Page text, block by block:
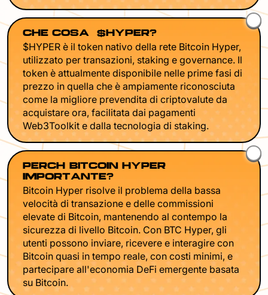
CHE COSA È $HYPER?
$HYPER è il token nativo della rete Bitcoin Hyper,
utilizzato per transazioni, staking e governance. Il
token è attualmente disponibile nelle prime fasi di
prezzo in quella che è ampiamente riconosciuta
come la migliore prevendita di criptovalute da
acquistare ora, facilitata dai pagamenti
Web3Toolkit e dalla tecnologia di staking.
PERCHÉ BITCOIN HYPER È
IMPORTANTE?
Bitcoin Hyper risolve il problema della bassa
velocità di transazione e delle commissioni
elevate di Bitcoin, mantenendo al contempo la
sicurezza di livello Bitcoin. Con BTC Hyper, gli
utenti possono inviare, ricevere e interagire con
Bitcoin quasi in tempo reale, con costi minimi, e
partecipare all'economia DeFi emergente basata
su Bitcoin.